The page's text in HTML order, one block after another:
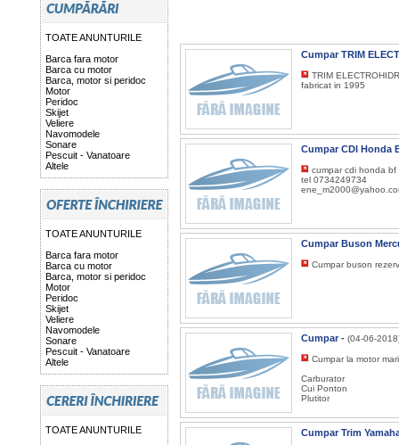
TOATE ANUNTURILE
Barca fara motor
Barca cu motor
Barca, motor si peridoc
Motor
Peridoc
Skijet
Veliere
Navomodele
Sonare
Pescuit - Vanatoare
Altele
TOATE ANUNTURILE
Barca fara motor
Barca cu motor
Barca, motor si peridoc
Motor
Peridoc
Skijet
Veliere
Navomodele
Sonare
Pescuit - Vanatoare
Altele
TOATE ANUNTURILE
Cumpar TRIM
TRIM
fabricat in 1995
Cumpar CDI Honda
cumpar cdi honda bf
tel 0734249734
Cumpar Buson
Cumpar buson
Cumpar - (04-06-
Cumpar la motor
Carburator
Cui Ponton
Plutitor
Cumpar Trim